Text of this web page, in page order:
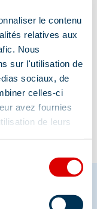
le contenu
relatives aux
Nous
sur l'utilisation de
sociaux, de
celles-ci
avez fournies
de leurs
le